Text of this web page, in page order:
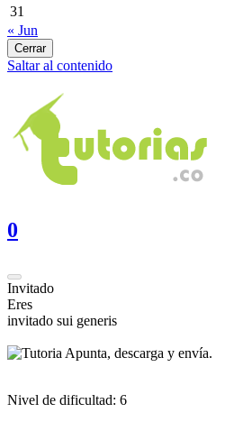
31
« Jun
Cerrar
Saltar al contenido
0
Invitado
Eres
invitado sui generis
Apunta, descarga y envía.
Nivel de dificultad: 6